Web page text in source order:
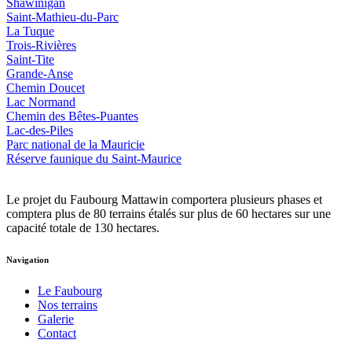
Shawinigan
Saint-Mathieu-du-Parc
La Tuque
Trois-Rivières
Saint-Tite
Grande-Anse
Chemin Doucet
Lac Normand
Chemin des Bêtes-Puantes
Lac-des-Piles
Parc national de la Mauricie
Réserve faunique du Saint‑Maurice
Le projet du Faubourg Mattawin comportera plusieurs phases et
comptera plus de 80 terrains étalés sur plus de 60 hectares sur une
capacité totale de 130 hectares.
Navigation
Le Faubourg
Nos terrains
Galerie
Contact